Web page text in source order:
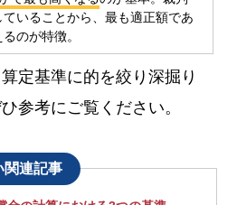
ていることから、最も適正額であ
のが特徴。
定基準に的を絞り深掘り
参考にご覧ください。
関連記事